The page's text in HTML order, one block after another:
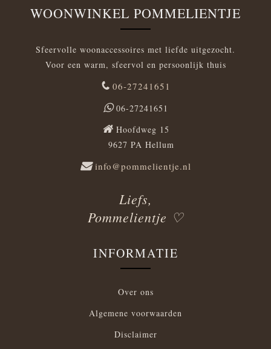
WOONWINKEL POMMELIENTJE
Sfeervolle woonaccessoires met liefde uitgezocht.
Voor een warm, sfeervol en persoonlijk thuis
06-27241651
06-27241651
Hoofdweg 15
9627 PA Hellum
info@pommelientje.nl
Liefs,
Pommelientje ♡
INFORMATIE
Over ons
Algemene voorwaarden
Disclaimer